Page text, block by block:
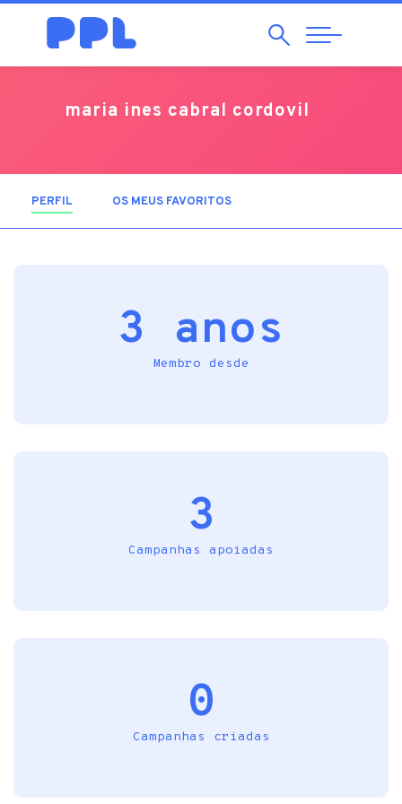
Pesquisar
Abrir
Navegação
maria ines cabral cordovil
PERFIL (SEPARADOR ATIVO)
OS MEUS FAVORITOS
3 anos
Membro desde
3
Campanhas apoiadas
0
Campanhas criadas